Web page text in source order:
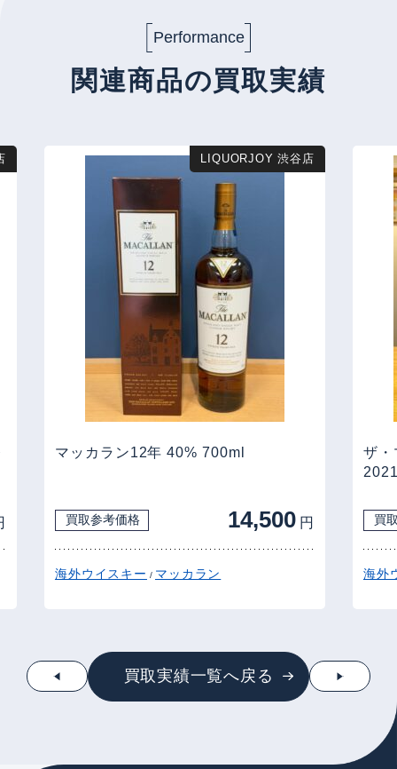
Performance
関連商品の買取実績
LIQUORJOY 渋谷店
マッカラン12年 40% 700ml
買取参考価格 14,500 円
海外ウイスキー / マッカラン
ザ・
買
海外
買取実績一覧へ戻る